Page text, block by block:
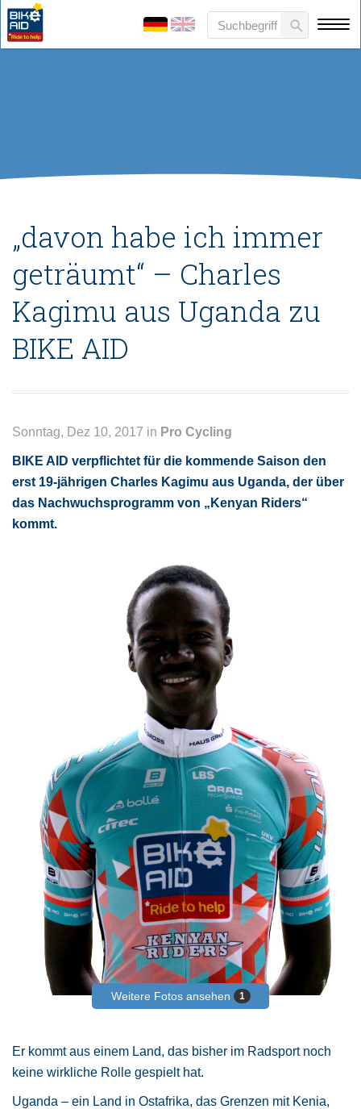
„davon habe ich immer
geträumt“ – Charles
Kagimu aus Uganda zu
BIKE AID
Sonntag, Dez 10, 2017 in Pro Cycling
BIKE AID verpflichtet für die kommende Saison den
erst 19-jährigen Charles Kagimu aus Uganda, der über
das Nachwuchsprogramm von „Kenyan Riders“
kommt.
Weitere Fotos ansehen 1
Er kommt aus einem Land, das bisher im Radsport noch
keine wirkliche Rolle gespielt hat.
Uganda – ein Land in Ostafrika, das Grenzen mit Kenia,